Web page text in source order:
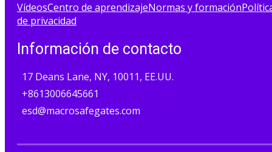
VídeosCentro de aprendizajeNormas y formación
de privacidad
Información de contacto
17 Deans Lane, NY, 10011, EE.UU.
+8613006645661
esd@macrosafegates.com